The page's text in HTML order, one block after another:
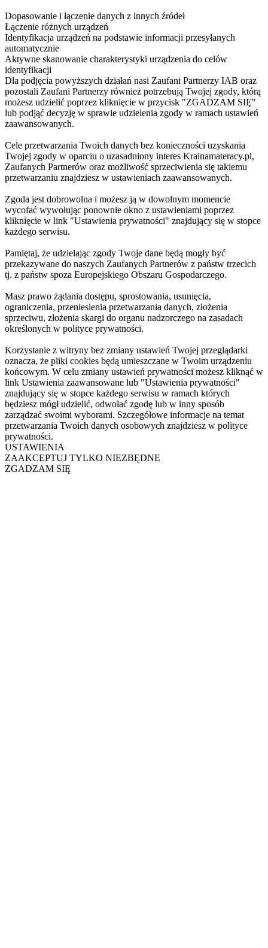
Dopasowanie i łączenie danych z innych źródeł
Łączenie różnych urządzeń
Identyfikacja urządzeń na podstawie informacji przesyłanych
automatycznie
Aktywne skanowanie charakterystyki urządzenia do celów
identyfikacji
Dla podjęcia powyższych działań nasi Zaufani Partnerzy IAB oraz
pozostali Zaufani Partnerzy również potrzebują Twojej zgody, którą
możesz udzielić poprzez kliknięcie w przycisk "ZGADZAM SIĘ"
lub podjąć decyzję w sprawie udzielenia zgody w ramach ustawień
zaawansowanych.
Cele przetwarzania Twoich danych bez konieczności uzyskania
Twojej zgody w oparciu o uzasadniony interes Krainamateracy.pl,
Zaufanych Partnerów oraz możliwość sprzeciwienia się takiemu
przetwarzaniu znajdziesz w ustawieniach zaawansowanych.
Zgoda jest dobrowolna i możesz ją w dowolnym momencie
wycofać wywołując ponownie okno z ustawieniami poprzez
kliknięcie w link "Ustawienia prywatności" znajdujący się w stopce
każdego serwisu.
Pamiętaj, że udzielając zgody Twoje dane będą mogły być
przekazywane do naszych Zaufanych Partnerów z państw trzecich
tj. z państw spoza Europejskiego Obszaru Gospodarczego.
Masz prawo żądania dostępu, sprostowania, usunięcia,
ograniczenia, przeniesienia przetwarzania danych, złożenia
sprzeciwu, złożenia skargi do organu nadzorczego na zasadach
określonych w polityce prywatności.
Korzystanie z witryny bez zmiany ustawień Twojej przeglądarki
oznacza, że pliki cookies będą umieszczane w Twoim urządzeniu
końcowym. W celu zmiany ustawień prywatności możesz kliknąć w
link Ustawienia zaawansowane lub "Ustawienia prywatności"
znajdujący się w stopce każdego serwisu w ramach których
będziesz mógł udzielić, odwołać zgodę lub w inny sposób
zarządzać swoimi wyborami. Szczegółowe informacje na temat
przetwarzania Twoich danych osobowych znajdziesz w polityce
prywatności.
USTAWIENIA
ZAAKCEPTUJ TYLKO NIEZBĘDNE
ZGADZAM SIĘ